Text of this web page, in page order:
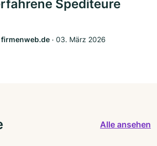
Spediteure
firmenweb.de ‧ 03. März 2026
Alle ansehen